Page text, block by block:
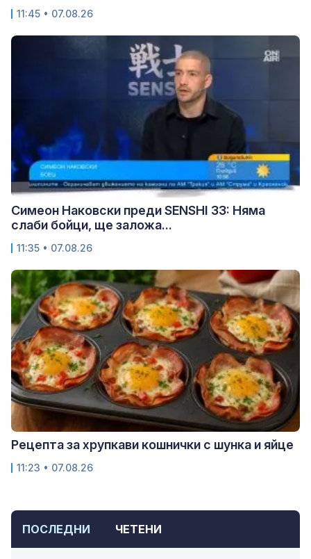
ПОСЛЕДНИ ЧЕТЕНИ
11:45 • 07.08.26
Симеон Наковски преди SENSHI 33: Няма
слаби бойци, ще заложа...
11:35 • 07.08.26
Рецепта за хрупкави кошнички с шунка и яйце
11:23 • 07.08.26